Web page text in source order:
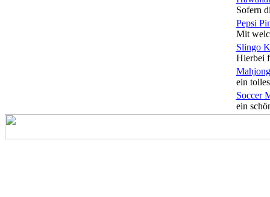
Sofern
Pepsi
Mit
Slingo
Hierbei
ein
Soccer
ein